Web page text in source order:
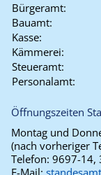
Bürgeramt:
Bauamt:
Kasse:
Kämmerei:
Steueramt:
Personalamt:
Öffnungszeiten
Montag und
(nach vorheriger
Telefon: 9697-14,
E-Mail: